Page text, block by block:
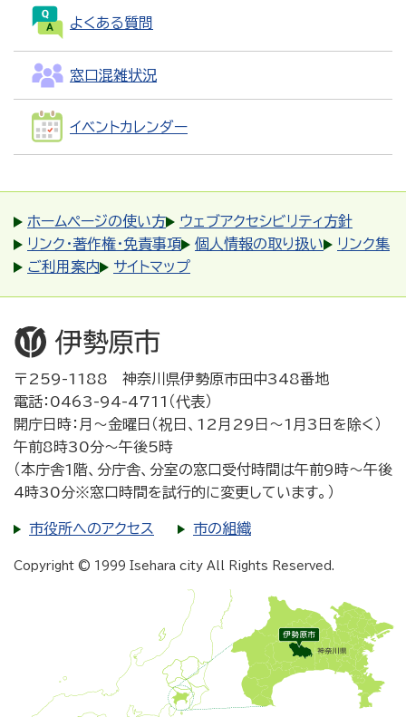
よくある質問
窓口混雑状況
イベントカレンダー
ホームページの使い方
ウェブアクセシビリティ方針
リンク・著作権・免責事項
個人情報の取り扱い
リンク集
ご利用案内
サイトマップ
〒259-1188 神奈川県伊勢原市田中348番地
電話：0463-94-4711（代表）
開庁日時：月～金曜日（祝日、12月29日～1月3日を除く）
午前8時30分～午後5時
（本庁舎1階、分庁舎、分室の窓口受付時間は午前9時～午後
4時30分※窓口時間を試行的に変更しています。）
市役所へのアクセス 市の組織
Copyright © 1999 Isehara city All Rights Reserved.